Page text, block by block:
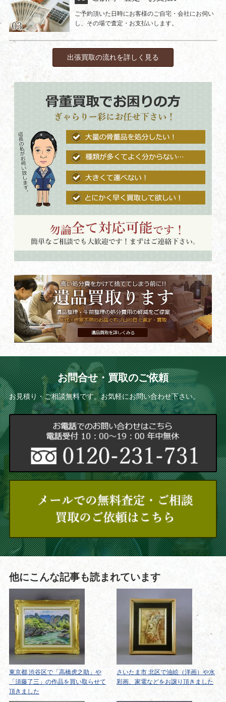
ご予約頂いた日時にお客様のご自宅・会社にお伺い
し、その場で査定・お支払いします。
出張買取の流れを詳しく見る
お問合せ・買取のご依頼
お見積り・ご相談無料です。お気軽にお問い合わせ下さい。
他にこんな記事も読まれています
東京都 渋谷区で「高橋虎之助」や
「須藤了三」の作品を買い取らせて
頂きました
さいたま市 北区で油絵（洋画）や水
彩画、家電などをお譲り頂きました